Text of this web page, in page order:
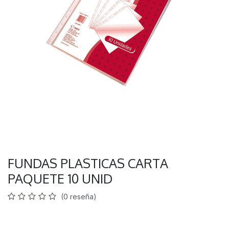
FUNDAS PLASTICAS CARTA
PAQUETE 10 UNID
(0 reseña)